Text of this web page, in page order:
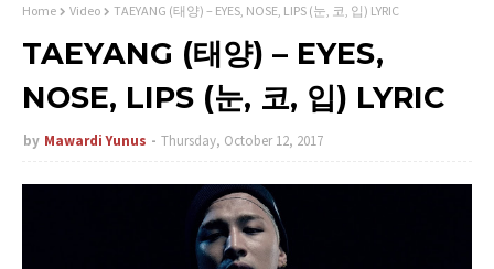
Home Video TAEYANG (태양) – EYES, NOSE, LIPS (눈, 코, 입) LYRIC
TAEYANG (태양) – EYES,
NOSE, LIPS (눈, 코, 입) LYRIC
by Mawardi Yunus Thursday, October 12, 2017